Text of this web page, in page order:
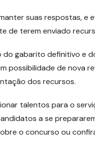
suas respostas, e
de terem enviado
do gabarito definitivo e
possibilidade de nova
dos recursos.
talentos para o
a se
o concurso ou